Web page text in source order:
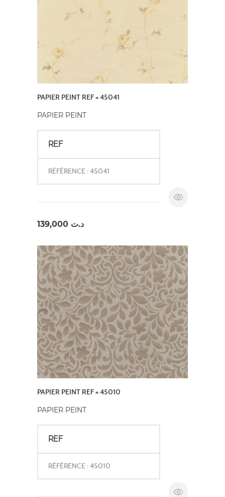
PAPIER PEINT REF = 45041
PAPIER PEINT
REF
RÉFÉRENCE : 45041
د.ت
PAPIER PEINT REF = 45010
PAPIER PEINT
REF
RÉFÉRENCE : 45010